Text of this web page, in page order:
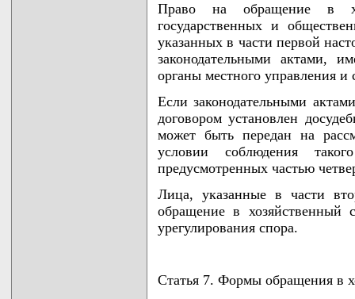
Право на обращение в
государственных и
указанных в части первой
законодательными актами,
органы местного управления
Если законодательными
договором установлен
может быть передан на
условии соблюдения
предусмотренных частью
Лица, указанные в части
обращение в хозяйственный
урегулирования спора.
Статья 7. Формы обращения в